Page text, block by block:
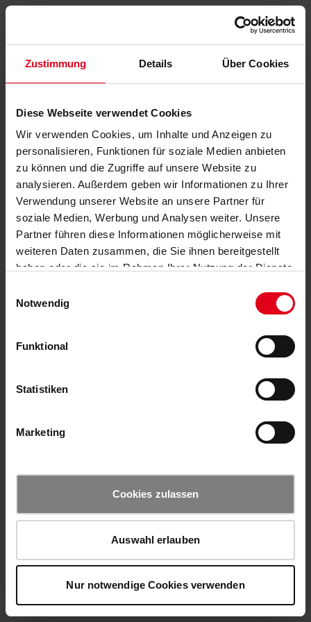
Zustimmung Details Über Cookies
Diese Webseite verwendet Cookies
Wir verwenden Cookies, um Inhalte und Anzeigen zu
personalisieren, Funktionen für soziale Medien anbieten
zu können und die Zugriffe auf unsere Website zu
analysieren. Außerdem geben wir Informationen zu Ihrer
Verwendung unserer Website an unsere Partner für
soziale Medien, Werbung und Analysen weiter. Unsere
Partner führen diese Informationen möglicherweise mit
weiteren Daten zusammen, die Sie ihnen bereitgestellt
haben oder die sie im Rahmen Ihrer Nutzung der Dienste
Notwendig
Funktional
Statistiken
Marketing
Cookies zulassen
Auswahl erlauben
Nur notwendige Cookies verwenden